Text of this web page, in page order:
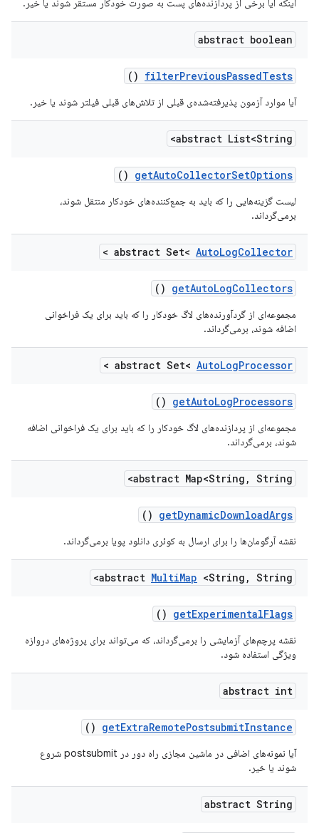
اینکه آیا برخی از پردازنده‌های پست به صورت خودکار مستقر شوند یا خیر.
abstract boolean
filterPreviousPassedTests
()
آیا موارد آزمون پذیرفته‌شده‌ی قبلی از تلاش‌های قبلی فیلتر شوند یا خیر.
abstract List<String>
getAutoCollectorSetOptions
()
لیست گزینه‌هایی را که باید به جمع‌کننده‌های خودکار منتقل شوند،
برمی‌گرداند.
abstract Set< AutoLogCollector
>
getAutoLogCollectors
()
مجموعه‌ای از گردآورنده‌های لاگ خودکار را که باید برای یک فراخوانی
اضافه شوند، برمی‌گرداند.
abstract Set< AutoLogProcessor
>
getAutoLogProcessors
()
مجموعه‌ای از پردازنده‌های لاگ خودکار را که باید برای یک فراخوانی اضافه
شوند، برمی‌گرداند.
abstract Map<String , String>
getDynamicDownloadArgs
()
نقشه آرگومان‌ها را برای ارسال به کوئری دانلود پویا برمی‌گرداند.
abstract MultiMap <String , String>
getExperimentalFlags
()
نقشه پرچم‌های آزمایشی را برمی‌گرداند، که می‌تواند برای پروژه‌های دروازه
ویژگی استفاده شود.
abstract int
getExtraRemotePostsubmitInstance
()
آیا نمونه‌های اضافی در ماشین مجازی راه دور در postsubmit شروع
شوند یا خیر.
abstract String